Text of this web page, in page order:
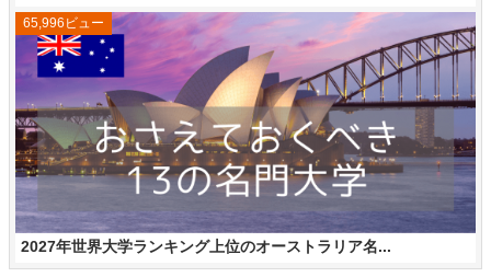
2027年世界大学ランキング上位のオーストラリア名...
65,996ビュー